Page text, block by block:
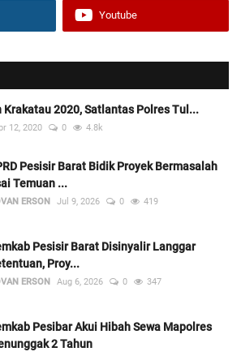
Youtube
2020, Satlantas Polres Tul...
12, 2020 0 4.8k
Pesisir Barat Bidik Proyek Bermasalah
Temuan ...
ERSON Jul 9, 2026 0 419
Pesisir Barat Disinyalir Langgar
Proy...
ERSON Aug 6, 2026 0 347
Pesibar Akui Hibah Sewa Mapolres
2 Tahun